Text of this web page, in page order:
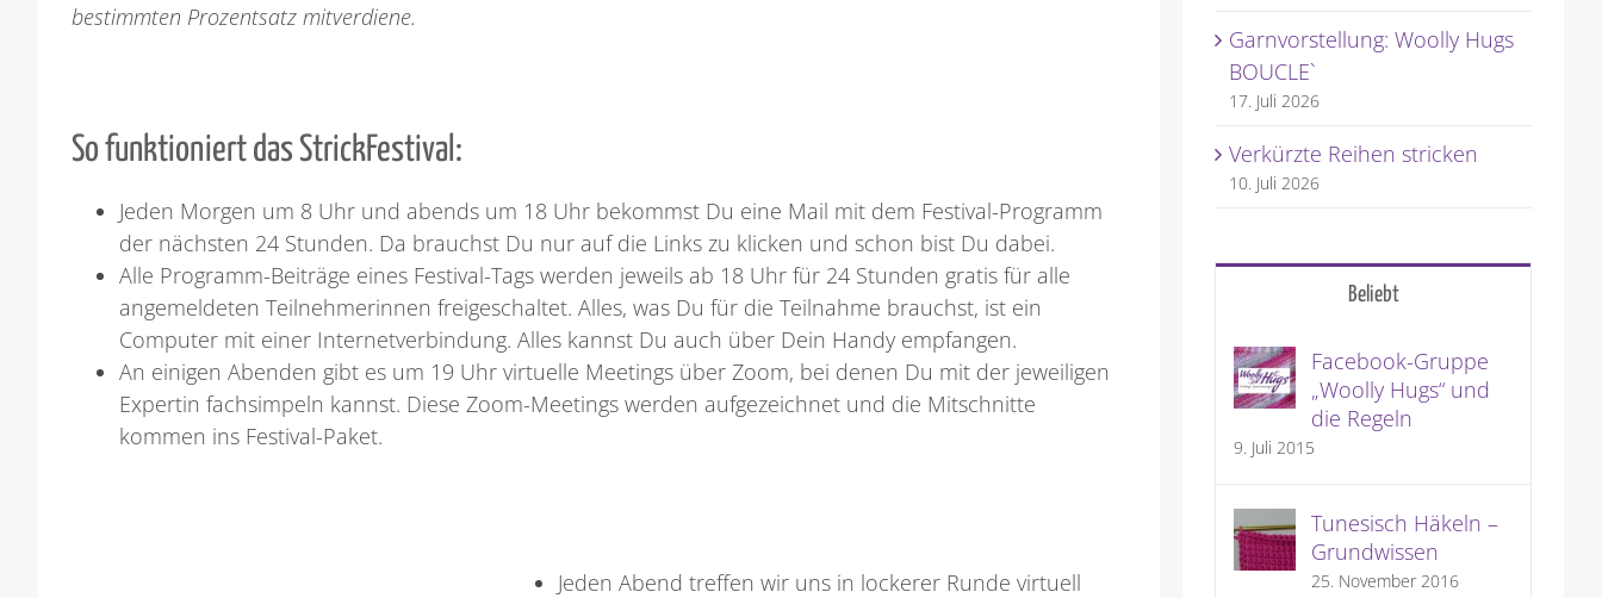
bestimmten Prozentsatz mitverdiene.
So funktioniert das StrickFestival:
Jeden Morgen um 8 Uhr und abends um 18 Uhr bekommst Du eine Mail mit dem Festival-Programm
der nächsten 24 Stunden. Da brauchst Du nur auf die Links zu klicken und schon bist Du dabei.
Alle Programm-Beiträge eines Festival-Tags werden jeweils ab 18 Uhr für 24 Stunden gratis für alle
angemeldeten Teilnehmerinnen freigeschaltet. Alles, was Du für die Teilnahme brauchst, ist ein
Computer mit einer Internetverbindung. Alles kannst Du auch über Dein Handy empfangen.
An einigen Abenden gibt es um 19 Uhr virtuelle Meetings über Zoom, bei denen Du mit der jeweiligen
Expertin fachsimpeln kannst. Diese Zoom-Meetings werden aufgezeichnet und die Mitschnitte
kommen ins Festival-Paket.
Jeden Abend treffen wir uns in lockerer Runde virtuell
Garnvorstellung: Woolly Hugs
BOUCLE`
17. Juli 2026
Verkürzte Reihen stricken
10. Juli 2026
Beliebt
Facebook-Gruppe
„Woolly Hugs“ und
die Regeln
9. Juli 2015
Tunesisch Häkeln –
Grundwissen
25. November 2016